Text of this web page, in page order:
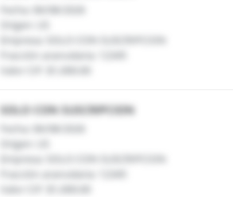
Fecha: 06/08/2026
Origen: US
Empresa: SOLO CON SUSCRIPCION
Fracción arancelaria: 12345
Valor CIF: $1,000.00
SOLO CON SUSCRIPCION
Fecha: 06/08/2026
Origen: US
Empresa: SOLO CON SUSCRIPCION
Fracción arancelaria: 12345
Valor CIF: $1,000.00